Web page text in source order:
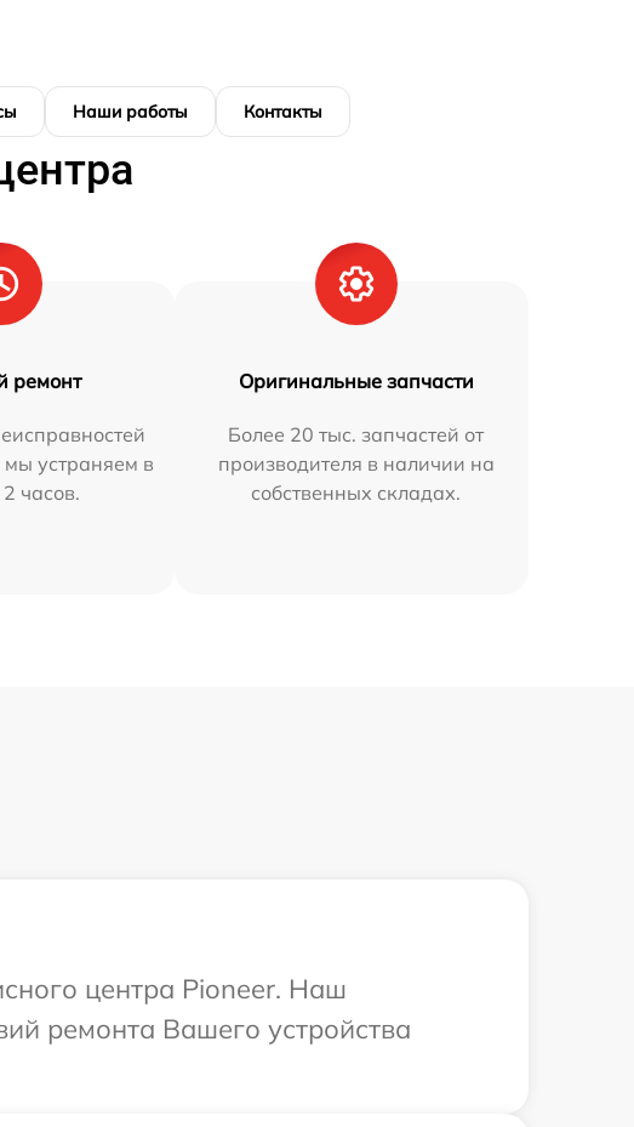
Наши работы Контакты
ремонт
мы устраняем в
часов.
Оригинальные запчасти
Более 20 тыс. запчастей от
производителя в наличии на
собственных складах.
центра Pioneer. Наш
ремонта Вашего устройства